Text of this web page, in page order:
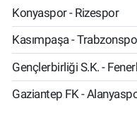
Konyaspor - Rizespor
Kasımpaşa -
Gençlerbirliği S.K. -
Gaziantep FK -